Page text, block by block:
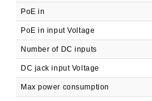
PoE in
PoE in input Voltage
Number of DC inputs
DC jack input Voltage
Max power consumption